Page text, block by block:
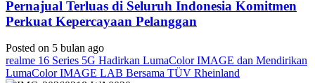
Pernajual Terluas di Seluruh Indonesia Komitmen
Perkuat Kepercayaan Pelanggan
Posted on 5 bulan ago
realme 16 Series 5G Hadirkan LumaColor IMAGE dan Mendirikan
LumaColor IMAGE LAB Bersama TÜV Rheinland